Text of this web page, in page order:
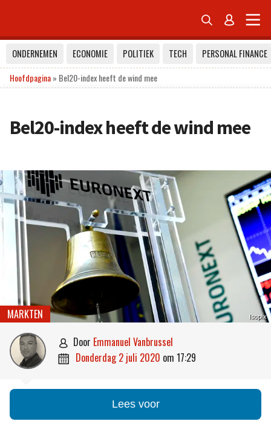
 
ONDERNEMEN ECONOMIE POLITIEK TECH
PERSONAL FINANCE
Hoofdpagina» Bel20-index heeft de wind mee
Bel20-index heeft de wind mee
Isopix
MARKTEN
 door Emmanuel Vanbrussel
 donderdag 2 juli 2020 om 17:29
Lees voor